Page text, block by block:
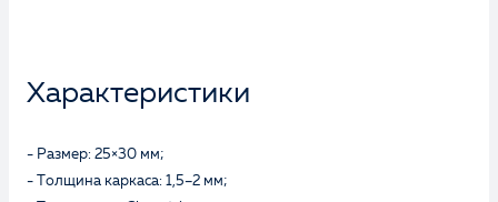
Характеристики
- Размер: 25×30 мм;
- Толщина каркаса: 1,5–2 мм;